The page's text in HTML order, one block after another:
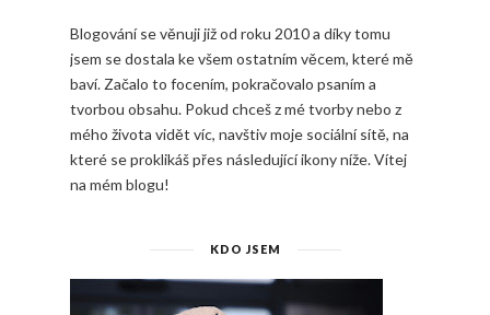
Blogování se věnuji již od roku 2010 a díky tomu
jsem se dostala ke všem ostatním věcem, které mě
baví. Začalo to focením, pokračovalo psaním a
tvorbou obsahu. Pokud chceš z mé tvorby nebo z
mého života vidět víc, navštiv moje sociální sítě, na
které se proklikáš přes následující ikony níže. Vítej
na mém blogu!
KDO JSEM